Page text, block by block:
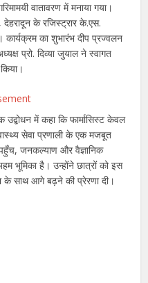
वातावरण में मनाया गया।
के रजिस्ट्रार के.एस.
का शुभारंभ दीप प्रज्वलन
प्रो. दिव्या जुयाल ने स्वागत
में कहा कि फार्मासिस्ट केवल
सेवा प्रणाली के एक मजबूत
जनकल्याण और वैज्ञानिक
भूमिका है। उन्होंने छात्रों को इस
के साथ आगे बढ़ने की प्रेरणा दी।